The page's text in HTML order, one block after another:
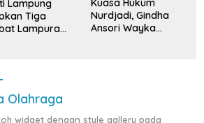
Lampung
Tiga
Lampura
Kuasa Hukum
Nurdjadi, Gindha
Ansori Wayka
Olahraga
widget dengan style gallery pada